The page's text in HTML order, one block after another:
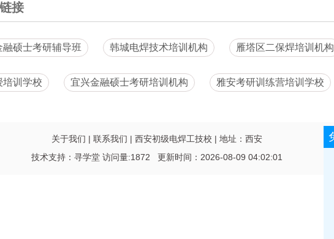
接
融硕士考研辅导班 韩城电焊技术培训机构 雁塔区二保焊培训机构
培训学校 宜兴金融硕士考研培训机构 雅安考研训练营培训学校
关于我们 | 联系我们 | 西安初级电焊工技校 | 地址：西安
技术支持： 寻学堂 访问量:1872 更新时间：2026-08-09 04:02:01